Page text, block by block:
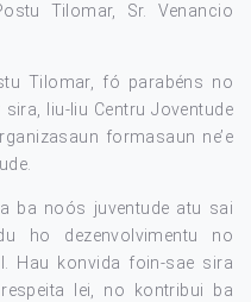
Tilomar, Sr. Venancio
Tilomar, fó parabéns no
liu-liu Centru Joventude
formasaun ne’e
ba noós juventude atu sai
ho dezenvolvimentu no
Hau konvida foin-sae sira
lei, no kontribui ba